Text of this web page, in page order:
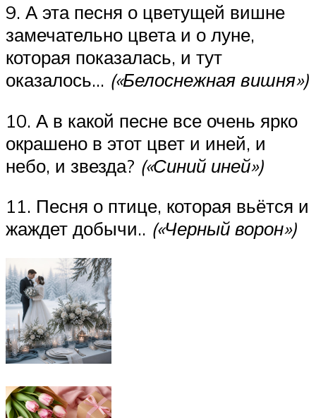
9. А эта песня о цветущей вишне
замечательно цвета и о луне,
которая показалась, и тут
оказалось… («Белоснежная вишня»)
10. А в какой песне все очень ярко
окрашено в этот цвет и иней, и
небо, и звезда? («Синий иней»)
11. Песня о птице, которая вьётся и
жаждет добычи.. («Черный ворон»)